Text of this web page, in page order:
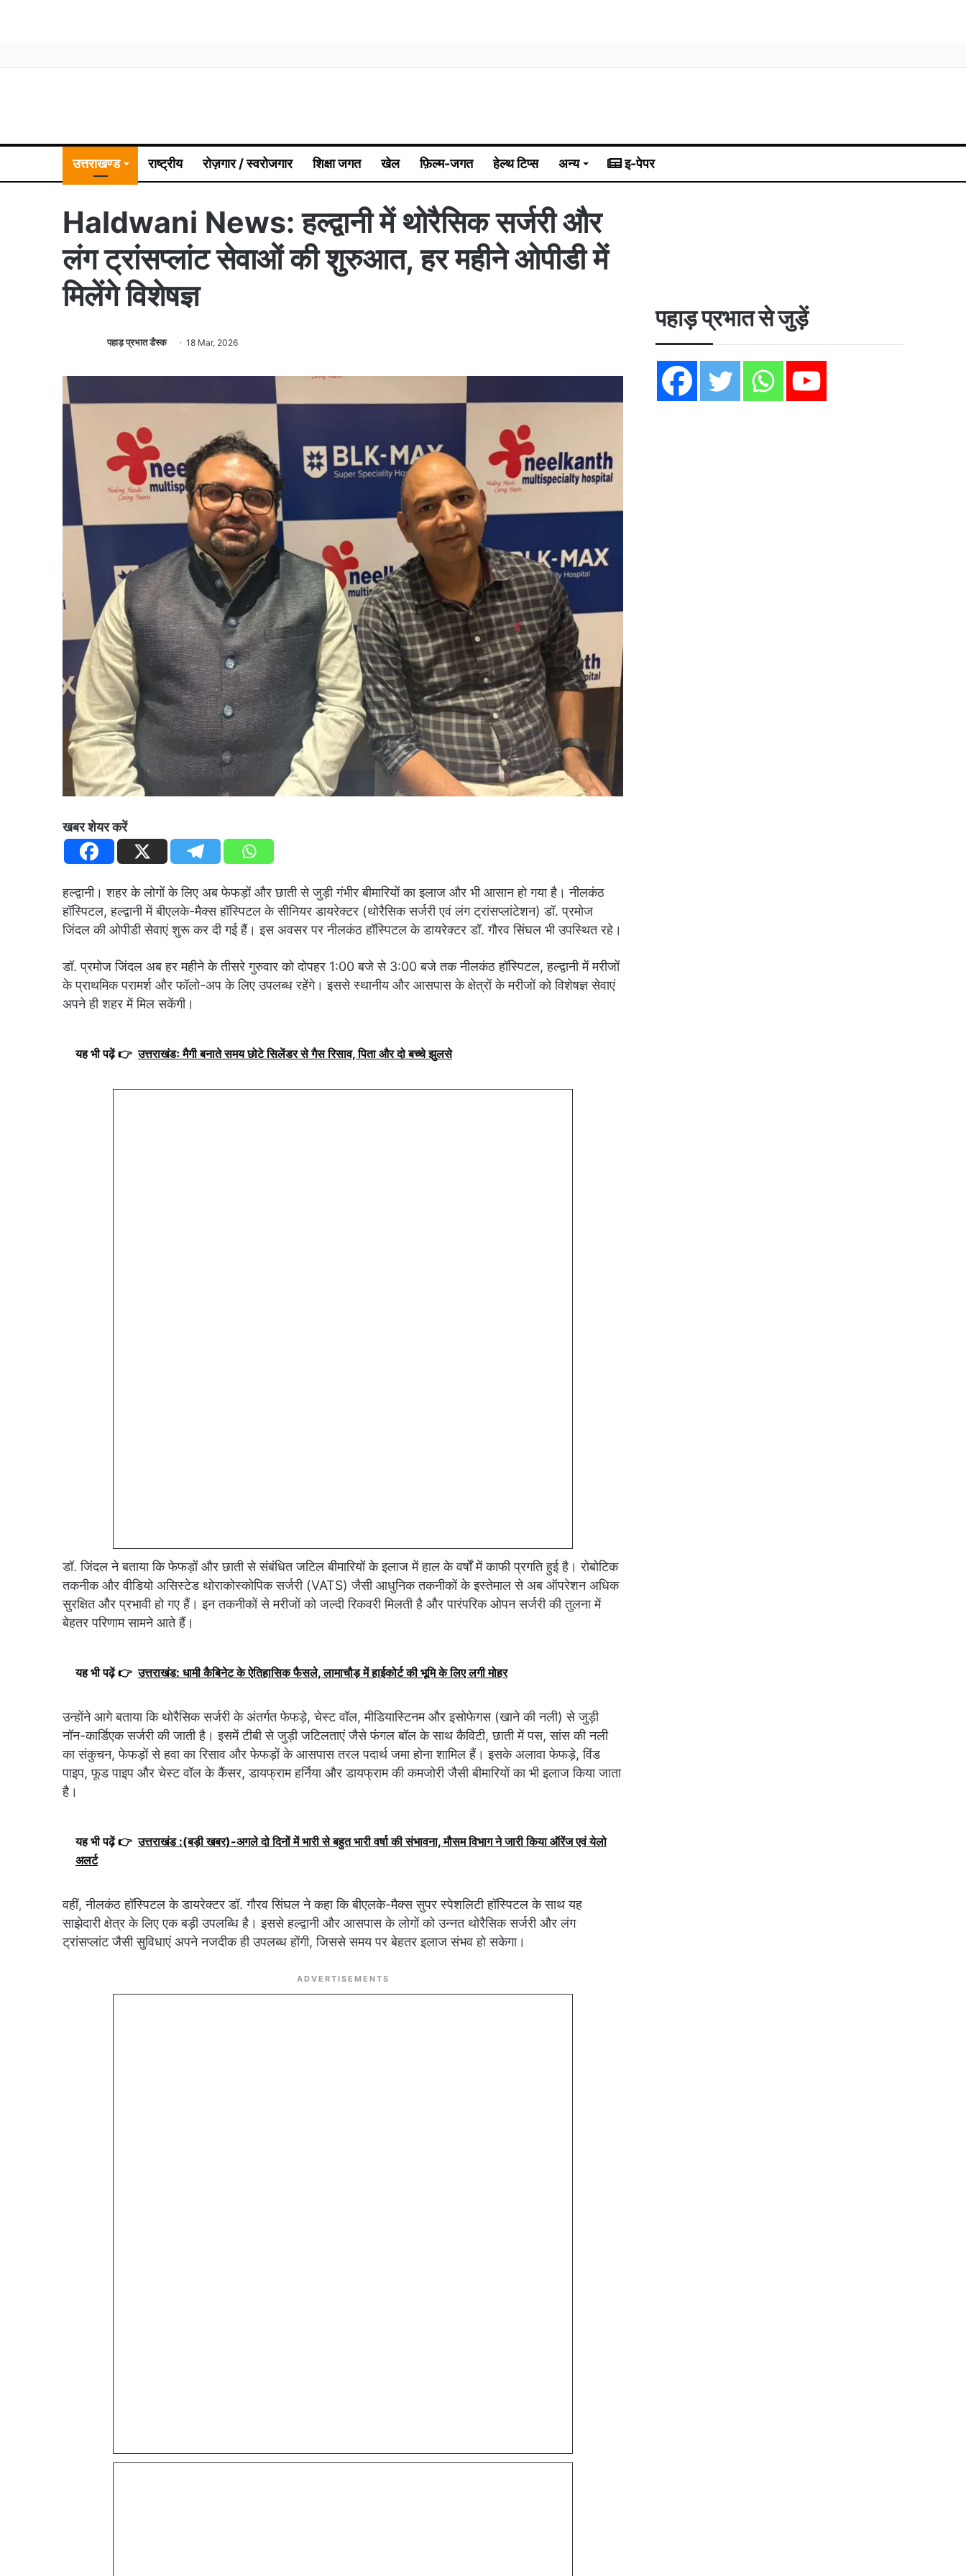
उत्तराखण्ड राष्ट्रीय रोज़गार / स्वरोजगार शिक्षा जगत खेल फ़िल्म-जगत हेल्थ टिप्स अन्य इ-पेपर
Haldwani News: हल्द्वानी में थोरैसिक सर्जरी और
लंग ट्रांसप्लांट सेवाओं की शुरुआत, हर महीने ओपीडी में
मिलेंगे विशेषज्ञ
पहाड़ प्रभात डैस्क 18 Mar, 2026
खबर शेयर करें
हल्द्वानी। शहर के लोगों के लिए अब फेफड़ों और छाती से जुड़ी गंभीर बीमारियों का इलाज और भी आसान हो गया है। नीलकंठ
हॉस्पिटल, हल्द्वानी में बीएलके-मैक्स हॉस्पिटल के सीनियर डायरेक्टर (थोरैसिक सर्जरी एवं लंग ट्रांसप्लांटेशन) डॉ. प्रमोज
जिंदल की ओपीडी सेवाएं शुरू कर दी गई हैं। इस अवसर पर नीलकंठ हॉस्पिटल के डायरेक्टर डॉ. गौरव सिंघल भी उपस्थित रहे।
डॉ. प्रमोज जिंदल अब हर महीने के तीसरे गुरुवार को दोपहर 1:00 बजे से 3:00 बजे तक नीलकंठ हॉस्पिटल, हल्द्वानी में मरीजों
के प्राथमिक परामर्श और फॉलो-अप के लिए उपलब्ध रहेंगे। इससे स्थानीय और आसपास के क्षेत्रों के मरीजों को विशेषज्ञ सेवाएं
अपने ही शहर में मिल सकेंगी।
यह भी पढ़ें 👉 उत्तराखंडः मैगी बनाते समय छोटे सिलेंडर से गैस रिसाव, पिता और दो बच्चे झुलसे
डॉ. जिंदल ने बताया कि फेफड़ों और छाती से संबंधित जटिल बीमारियों के इलाज में हाल के वर्षों में काफी प्रगति हुई है। रोबोटिक
तकनीक और वीडियो असिस्टेड थोराकोस्कोपिक सर्जरी (VATS) जैसी आधुनिक तकनीकों के इस्तेमाल से अब ऑपरेशन अधिक
सुरक्षित और प्रभावी हो गए हैं। इन तकनीकों से मरीजों को जल्दी रिकवरी मिलती है और पारंपरिक ओपन सर्जरी की तुलना में
बेहतर परिणाम सामने आते हैं।
यह भी पढ़ें 👉 उत्तराखंड: धामी कैबिनेट के ऐतिहासिक फैसले, लामाचौड़ में हाईकोर्ट की भूमि के लिए लगी मोहर
उन्होंने आगे बताया कि थोरैसिक सर्जरी के अंतर्गत फेफड़े, चेस्ट वॉल, मीडियास्टिनम और इसोफेगस (खाने की नली) से जुड़ी
नॉन-कार्डिएक सर्जरी की जाती है। इसमें टीबी से जुड़ी जटिलताएं जैसे फंगल बॉल के साथ कैविटी, छाती में पस, सांस की नली
का संकुचन, फेफड़ों से हवा का रिसाव और फेफड़ों के आसपास तरल पदार्थ जमा होना शामिल हैं। इसके अलावा फेफड़े, विंड
पाइप, फूड पाइप और चेस्ट वॉल के कैंसर, डायफ्राम हर्निया और डायफ्राम की कमजोरी जैसी बीमारियों का भी इलाज किया जाता
है।
यह भी पढ़ें 👉 उत्तराखंड :(बड़ी खबर)-अगले दो दिनों में भारी से बहुत भारी वर्षा की संभावना, मौसम विभाग ने जारी किया ऑरेंज एवं येलो
अलर्ट
वहीं, नीलकंठ हॉस्पिटल के डायरेक्टर डॉ. गौरव सिंघल ने कहा कि बीएलके-मैक्स सुपर स्पेशलिटी हॉस्पिटल के साथ यह
साझेदारी क्षेत्र के लिए एक बड़ी उपलब्धि है। इससे हल्द्वानी और आसपास के लोगों को उन्नत थोरैसिक सर्जरी और लंग
ट्रांसप्लांट जैसी सुविधाएं अपने नजदीक ही उपलब्ध होंगी, जिससे समय पर बेहतर इलाज संभव हो सकेगा।
ADVERTISEMENTS
पहाड़ प्रभात से जुड़ें